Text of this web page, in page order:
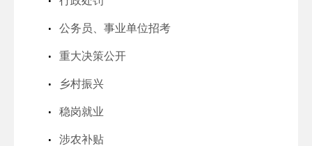
公务员、事业单位招考
重大决策公开
乡村振兴
稳岗就业
涉农补贴